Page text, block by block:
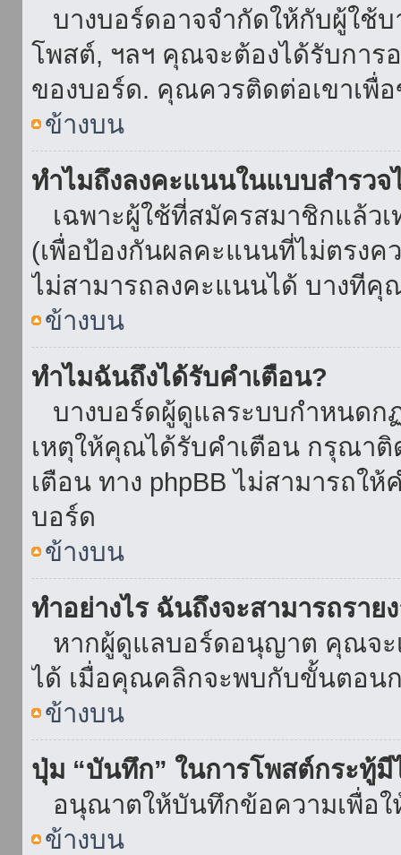
บางบอร์ดอาจจำกัดให้กับผู้ใช้บ
โพสต์, ฯลฯ คุณจะต้องได้รับการ
ของบอร์ด. คุณควรติดต่อเขาเพื่
ข้างบน
ทำไมถึงลงคะแนนในแบบสำรวจ
เฉพาะผู้ใช้ที่สมัครสมาชิกแล้ว
(เพื่อป้องกันผลคะแนนที่ไม่ตรง
ไม่สามารถลงคะแนนได้ บางที
ข้างบน
ทำไมฉันถึงได้รับคำเตือน?
บางบอร์ดผู้ดูแลระบบกำหนดก
เหตุให้คุณได้รับคำเตือน กรุณา
เตือน ทาง phpBB ไม่สามารถใ
บอร์ด
ข้างบน
ทำอย่างไร ฉันถึงจะสามารถรา
หากผู้ดูแลบอร์ดอนุญาต คุณจะ
ได้ เมื่อคุณคลิกจะพบกับขั้นตอน
ข้างบน
ปุ่ม “บันทึก” ในการโพสต์กระทู้มี
อนุณาตให้บันทึกข้อความเพื่อใ
ข้างบน